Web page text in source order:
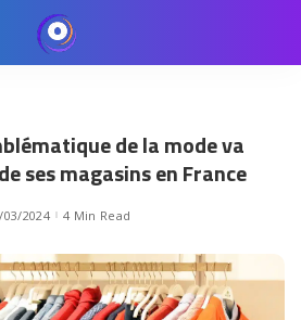
de la mode va
ses magasins en France
03/2024 4 Min Read